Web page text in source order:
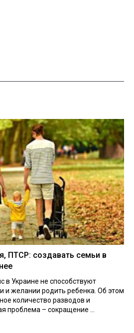
ПТСР: создавать семьи в
в Украине не способствуют
и желании родить ребенка. Об этом
количество разводов и
проблема – сокращение ...